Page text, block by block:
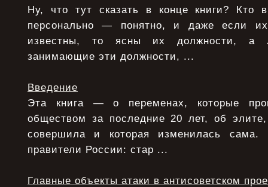
Ну, что тут сказать в конце книги? Кто
персонально — понятно, и даже если
известны, то ясны их должности, а
занимающие эти должности, ...
Введение
Эта книга — о переменах, которые
обществом за последние 20 лет, об
совершила и которая изменилась
правители России: стар ...
Главные объекты атаки в антисоветском